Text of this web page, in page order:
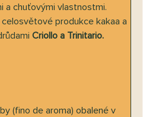
a chuťovými vlastnostmi.
produkce kakaa a
Criollo a Trinitario.
(fino de aroma) obalené v